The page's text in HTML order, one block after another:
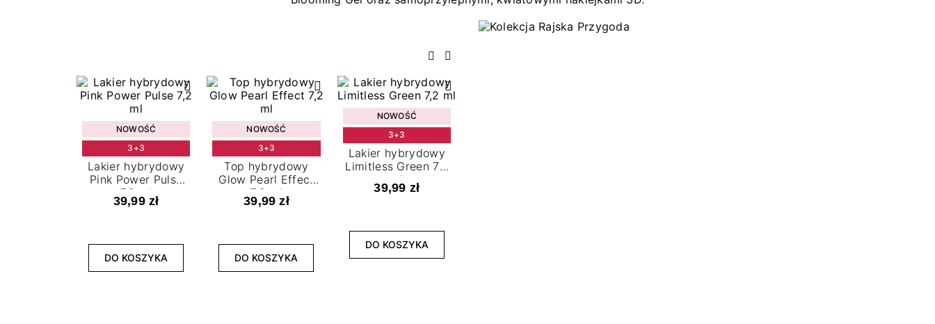
Poprzedni
Następny
NOWOŚĆ
3+3
Lakier hybrydowy
Pink Power Pulse
7,2 ml
39,99 zł
DO KOSZYKA
NOWOŚĆ
3+3
Top hybrydowy
Glow Pearl Effect
7,2 ml
39,99 zł
DO KOSZYKA
NOWOŚĆ
3+3
Lakier hybrydowy
Limitless Green 7,2
ml
39,99 zł
DO KOSZYKA